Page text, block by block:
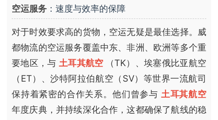
空运服务 ：速度与效率的保障
对于时效要求高的货物，空运无疑是最佳选择。威
都物流的空运服务覆盖中东、非洲、欧洲等多个重
要地区，与 土耳其航空
（TK）、埃塞俄比亚航空
（ET）、沙特阿拉伯航空（SV）等世界一流航司
保持着紧密的合作关系。他们曾参与 土耳其航空
年度庆典，并持续深化合作，这都确保了航线的稳